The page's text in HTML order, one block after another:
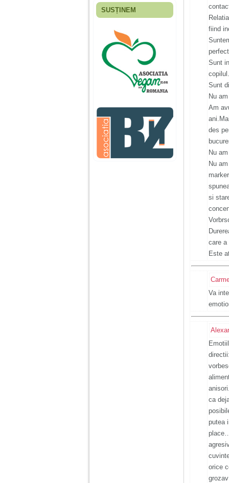
Fiica mea s-a nascut
ani, privind in urma
realizez cat de multe
greseli am facut in
educatia si cresterea
ei, am fost o mama
egoista, preocupata
de implinirea
profesionala, cand ea
era mica am neglijat-
agresiva, orice
greseala era taxata cu
o palma sau pedepse.
De 4 ani am o relatie
serioasa cu un barbat
SUSȚINEM
fiind
Sunt
copilul.
Sunt
Nu
Am
des
Nu
Nu
si
care a
Este
Va
ca
putea
orice